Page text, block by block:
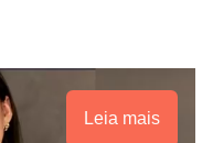
Leia mais